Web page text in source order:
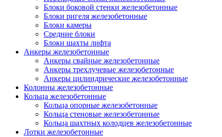
Блоки боковой стенки железобетонные
Блоки ригеля железобетонные
Блоки камеры
Средние блоки
Блоки шахты лифта
Анкеры железобетонные
Анкеры свайные железобетонные
Анкеры трехлучевые железобетонные
Анкеры цилиндрические железобетонные
Колонны железобетонные
Кольца железобетонные
Кольца опорные железобетонные
Кольца стеновые железобетонные
Кольца шахтных колодцев железобетонные
Лотки железобетонные